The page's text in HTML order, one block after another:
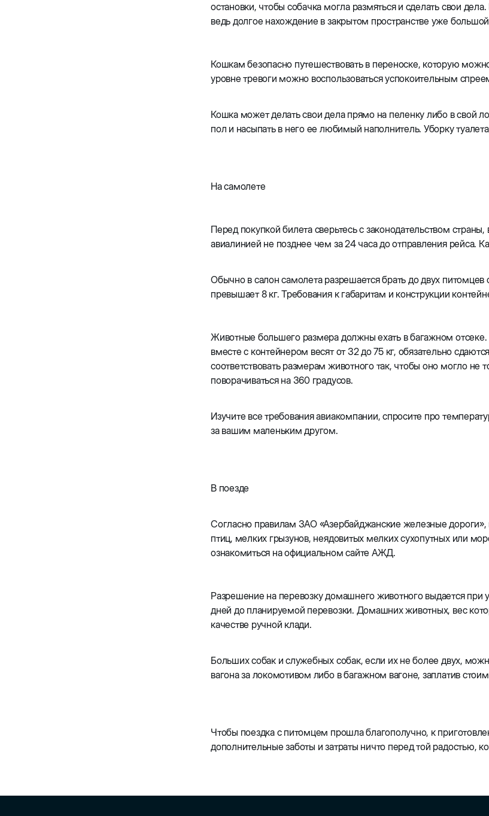
остановки, чтобы собачка могла размяться и сделать свои
ведь долгое нахождение в закрытом пространстве уже
Кошкам безопасно путешествовать в переноске, которую
уровне тревоги можно воспользоваться успокоительным
Кошка может делать свои дела прямо на пеленку либо в свой
пол и насыпать в него ее любимый наполнитель. Уборку
На самолете
Перед покупкой билета сверьтесь с законодательством
авиалинией не позднее чем за 24 часа до отправления рейса.
Обычно в салон самолета разрешается брать до двух
превышает 8 кг. Требования к габаритам и конструкции
Животные большего размера должны ехать в багажном отсеке.
вместе с контейнером весят от 32 до 75 кг, обязательно
соответствовать размерам животного так, чтобы оно могло не
поворачиваться на 360 градусов.
Изучите все требования авиакомпании, спросите про
за вашим маленьким другом.
В поезде
Согласно правилам ЗАО «Азербайджанские железные
птиц, мелких грызунов, неядовитых мелких сухопутных или
ознакомиться на официальном сайте АЖД.
Разрешение на перевозку домашнего животного выдается при
дней до планируемой перевозки. Домашних животных, вес
качестве ручной клади.
Больших собак и служебных собак, если их не более двух,
вагона за локомотивом либо в багажном вагоне, заплатив
Чтобы поездка с питомцем прошла благополучно, к
дополнительные заботы и затраты ничто перед той